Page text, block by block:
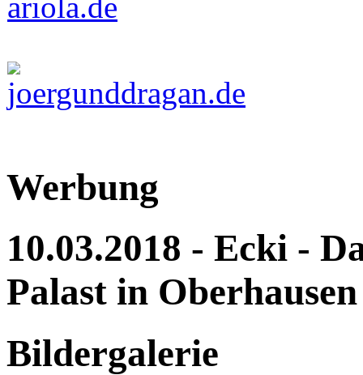
Werbung
10.03.2018 - Ecki -
Palast in Oberhausen
Bildergalerie